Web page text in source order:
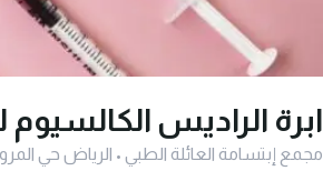
ابرة الراديس
مجمع إبتسامة العائلة الطبي• الرياض حي